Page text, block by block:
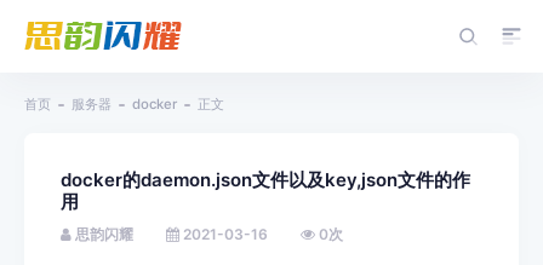
首页 服务器 docker 正文
docker的daemon.json文件以及key,json文件的作
用
思韵闪耀 2021-03-16 0次